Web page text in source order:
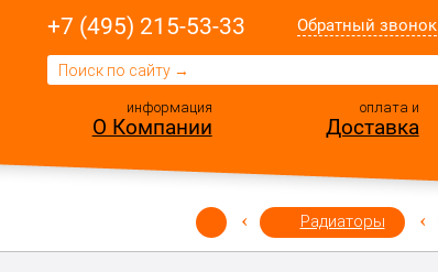
+7 (495) 215-53-33 Обратный звонок
информация
О Компании
оплата и
Доставка
Радиаторы